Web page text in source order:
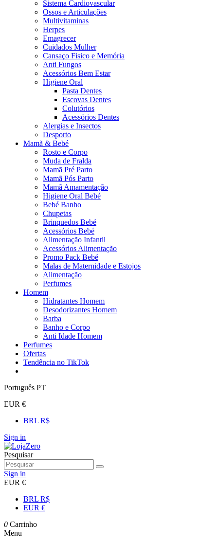
Sistema Cardiovascular
Ossos e Articulações
Multivitaminas
Herpes
Emagrecer
Cuidados Mulher
Cansaço Fisico e Memória
Anti Fungos
Acessórios Bem Estar
Higiene Oral
Pasta Dentes
Escovas Dentes
Colutórios
Acessórios Dentes
Alergias e Insectos
Desporto
Mamã & Bebé
Rosto e Corpo
Muda de Fralda
Mamã Pré Parto
Mamã Pós Parto
Mamã Amamentação
Higiene Oral Bebé
Bebé Banho
Chupetas
Brinquedos Bebé
Acessórios Bebé
Alimentação Infantil
Acessórios Alimentação
Promo Pack Bebé
Malas de Maternidade e Estojos
Alimentação
Perfumes
Homem
Hidratantes Homem
Desodorizantes Homem
Barba
Banho e Corpo
Anti Idade Homem
Perfumes
Ofertas
Tendência no TikTok
Português PT
EUR €
BRL R$
Sign in
Pesquisar
Sign in
EUR €
BRL R$
EUR €
0 Carrinho
Menu